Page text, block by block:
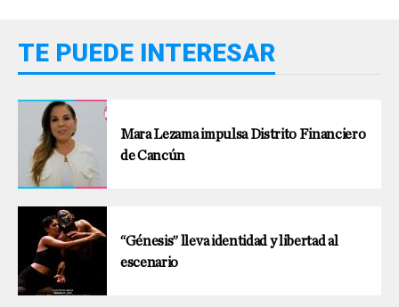
TE PUEDE INTERESAR
Mara Lezama impulsa Distrito Financiero
de Cancún
“Génesis” lleva identidad y libertad al
escenario